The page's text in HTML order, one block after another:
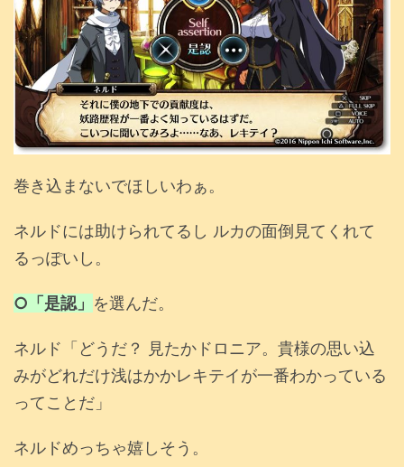
巻き込まないでほしいわぁ。
ネルドには助けられてるし ルカの面倒見てくれて
るっぽいし。
○「是認」 を選んだ。
ネルド「どうだ？ 見たかドロニア。貴様の思い込
みがどれだけ浅はかかレキテイが一番わかっている
ってことだ」
ネルドめっちゃ嬉しそう。